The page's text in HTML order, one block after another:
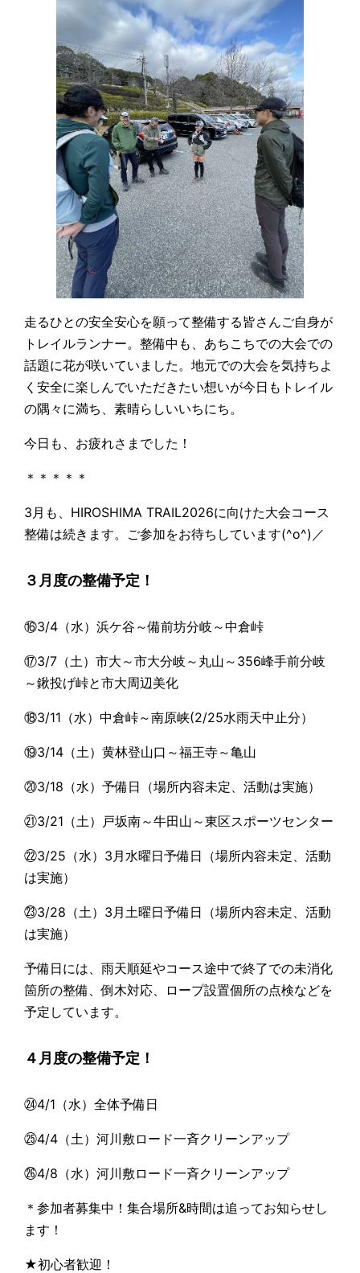
走るひとの安全安心を願って整備する皆さんご自身が
トレイルランナー。整備中も、あちこちでの大会での
話題に花が咲いていました。地元での大会を気持ちよ
く安全に楽しんでいただきたい想いが今日もトレイル
の隅々に満ち、素晴らしいいちにち。
今日も、お疲れさまでした！
＊＊＊＊＊
3月も、HIROSHIMA TRAIL2026に向けた大会コース
整備は続きます。ご参加をお待ちしています(^o^)／
３月度の整備予定！
⑯3/4（水）浜ケ谷～備前坊分岐～中倉峠
⑰3/7（土）市大～市大分岐～丸山～356峰手前分岐
～鍬投げ峠と市大周辺美化
⑱3/11（水）中倉峠～南原峡(2/25水雨天中止分）
⑲3/14（土）黄林登山口～福王寺～亀山
⑳3/18（水）予備日（場所内容未定、活動は実施）
㉑3/21（土）戸坂南～牛田山～東区スポーツセンター
㉒3/25（水）3月水曜日予備日（場所内容未定、活動
は実施）
㉓3/28（土）3月土曜日予備日（場所内容未定、活動
は実施）
予備日には、雨天順延やコース途中で終了での未消化
箇所の整備、倒木対応、ロープ設置個所の点検などを
予定しています。
４月度の整備予定！
㉔4/1（水）全体予備日
㉕4/4（土）河川敷ロード一斉クリーンアップ
㉖4/8（水）河川敷ロード一斉クリーンアップ
＊参加者募集中！集合場所&時間は追ってお知らせし
ます！
★初心者歓迎！